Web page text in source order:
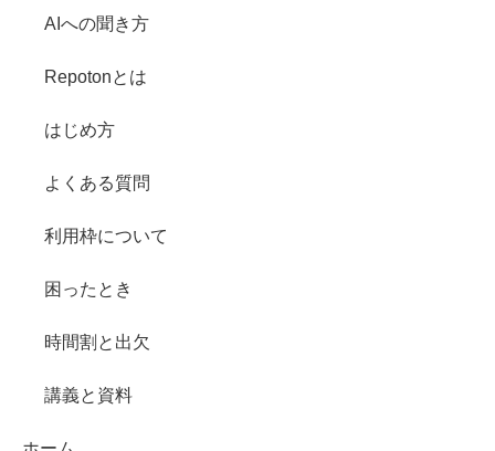
AIへの聞き方
Repotonとは
はじめ方
よくある質問
利用枠について
困ったとき
時間割と出欠
講義と資料